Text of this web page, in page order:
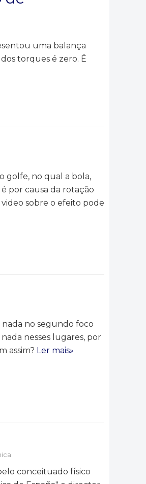
uma balança
torques é zero. É
golfe, no qual a bola,
por causa da rotação
sobre o efeito pode
nada no segundo foco
nesses lugares, por
assim? Ler mais»
conceituado físico